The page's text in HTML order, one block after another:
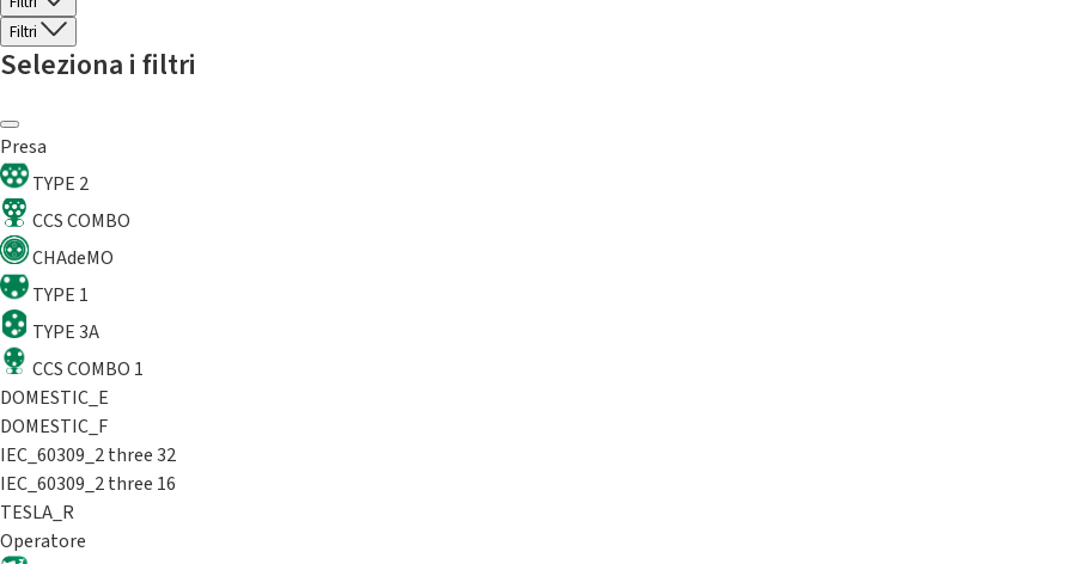
Filtri
Seleziona i filtri
Presa
TYPE 2
CCS COMBO
CHAdeMO
TYPE 1
TYPE 3A
CCS COMBO 1
DOMESTIC_E
DOMESTIC_F
IEC_60309_2 three 32
IEC_60309_2 three 16
TESLA_R
Operatore